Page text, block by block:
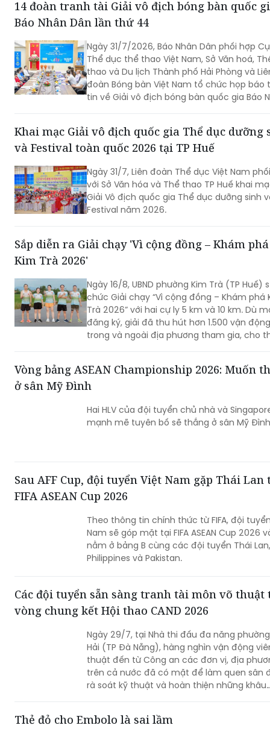
14 đoàn tranh tài Giải vô địch bóng bàn quốc
Báo Nhân Dân lần thứ 44
Ngày 31/7/2026, Báo Nhân Dân phối hợp
Thể dục thể thao Việt Nam, Sở Văn hoá,
thao và Du lịch Thành phố Hải Phòng và
đoàn Bóng bàn Việt Nam tổ chức họp báo
tin về Giải vô địch bóng bàn quốc gia Báo
Khai mạc Giải vô địch quốc gia Thể dục dưỡng
và Festival toàn quốc 2026 tại TP Huế
Ngày 31/7, Liên đoàn Thể dục Việt Nam
với Sở Văn hóa và Thể thao TP Huế khai
Giải Vô địch quốc gia Thể dục dưỡng sinh
Festival năm 2026.
Sắp diễn ra Giải chạy 'Vì cộng đồng – Khám phá
Kim Trà 2026'
Ngày 16/8, UBND phường Kim Trà (TP Huế)
chức Giải chạy “Vì cộng đồng – Khám phá
Trà 2026” với hai cự ly 5 km và 10 km. Dù
đăng ký, giải đã thu hút hơn 1.500 vận
trong và ngoài địa phương tham gia, cho
Vòng bảng ASEAN Championship 2026: Muốn
ở sân Mỹ Đình
Hai HLV của đội tuyển chủ nhà và Singapore đều
mạnh mẽ tuyên bố sẽ thắng ở sân Mỹ
Sau AFF Cup, đội tuyển Việt Nam gặp Thái Lan
FIFA ASEAN Cup 2026
Theo thông tin chính thức từ FIFA, đội
Nam sẽ góp mặt tại FIFA ASEAN Cup 2026
nằm ở bảng B cùng các đội tuyển Thái Lan,
Philippines và Pakistan.
Các đội tuyển sẵn sàng tranh tài môn võ thuật
vòng chung kết Hội thao CAND 2026
Ngày 29/7, tại Nhà thi đấu đa năng
Hải (TP Đà Nẵng), hàng nghìn vận động
thuật đến từ Công an các đơn vị, địa
trên cả nước đã có mặt để làm quen sân
rà soát kỹ thuật và hoàn thiện những khâu
và thể thao Công an nhân dân
Thẻ đỏ cho Embolo là sai lầm